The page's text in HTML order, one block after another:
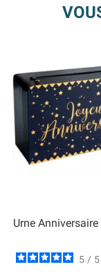
Urne
5 / 5